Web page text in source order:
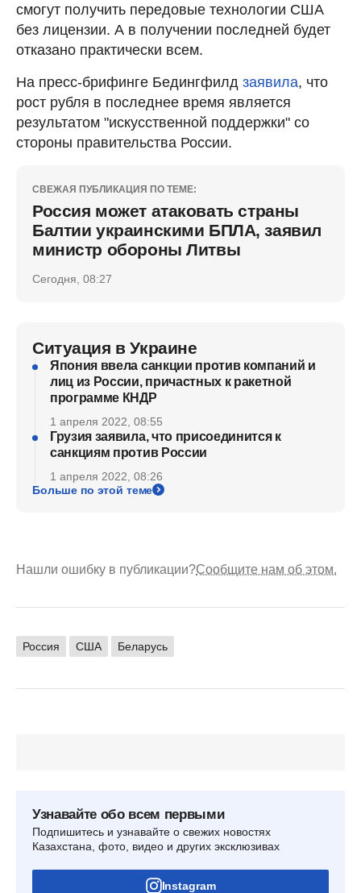
смогут получить передовые технологии США
без лицензии. А в получении последней будет
отказано практически всем.
На пресс-брифинге Бедингфилд заявила, что
рост рубля в последнее время является
результатом "искусственной поддержки" со
стороны правительства России.
СВЕЖАЯ ПУБЛИКАЦИЯ ПО ТЕМЕ:
Россия может атаковать страны
Балтии украинскими БПЛА, заявил
министр обороны Литвы
Сегодня, 08:27
Ситуация в Украине
Япония ввела санкции против компаний и
лиц из России, причастных к ракетной
программе КНДР
1 апреля 2022, 08:55
Грузия заявила, что присоединится к
санкциям против России
1 апреля 2022, 08:26
Больше по этой теме
Нашли ошибку в публикации?Сообщите нам об этом.
Россия США Беларусь
Узнавайте обо всем первыми
Подпишитесь и узнавайте о свежих новостях
Казахстана, фото, видео и других эксклюзивах
Instagram